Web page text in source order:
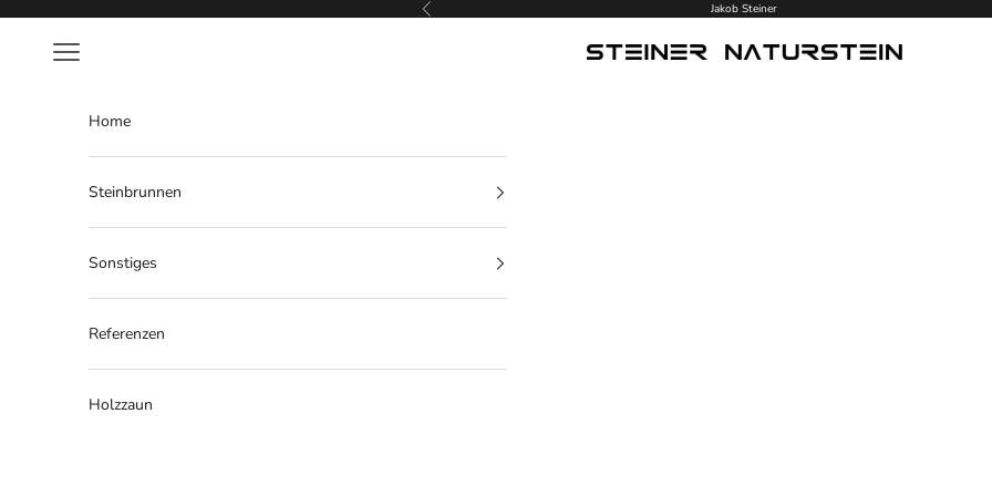
Zurück Jakob Steiner
Steiner Naturstein
Menü
Home
Steinbrunnen
Sonstiges
Referenzen
Holzzaun